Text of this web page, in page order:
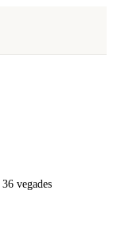
36 vegades